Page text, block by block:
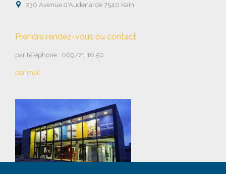
 236 Avenue d'Audenarde 7540 Kain
Prendre rendez-vous ou contact
par téléphone : 069/21 16 50
par mail